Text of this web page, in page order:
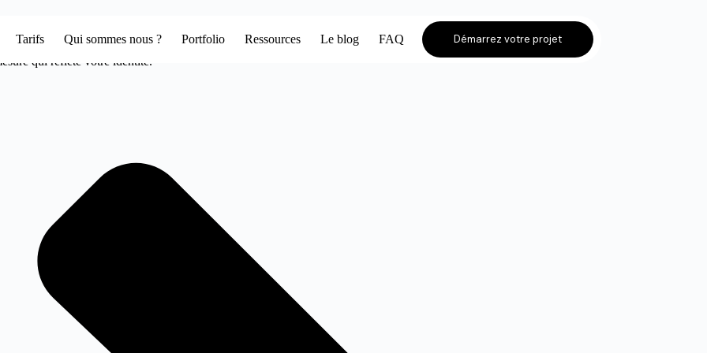
Tarifs Qui sommes nous ? Portfolio Ressources Le blog FAQ Démarrez votre projet
qui reflète votre identité.